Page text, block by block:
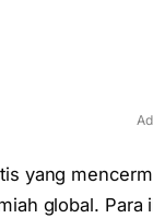
yang
global.